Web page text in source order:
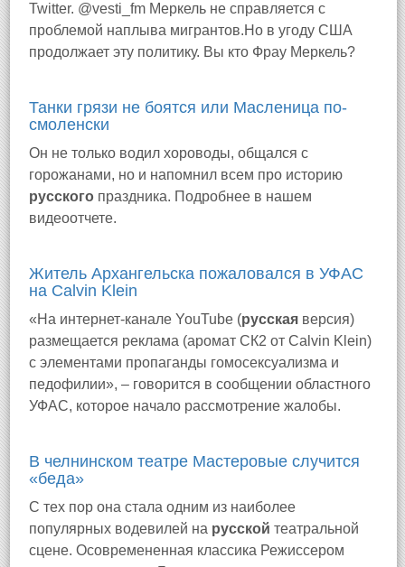
Twitter. @vesti_fm Меркель не справляется с
проблемой наплыва мигрантов.Но в угоду США
продолжает эту политику. Вы кто Фрау Меркель?
Танки грязи не боятся или Масленица по-
смоленски
Он не только водил хороводы, общался с
горожанами, но и напомнил всем про историю
русского праздника. Подробнее в нашем
видеоотчете.
Житель Архангельска пожаловался в УФАС
на Calvin Klein
«На интернет-канале YouTube (русская версия)
размещается реклама (аромат СК2 от Calvin Klein)
с элементами пропаганды гомосексуализма и
педофилии», – говорится в сообщении областного
УФАС, которое начало рассмотрение жалобы.
В челнинском театре Мастеровые случится
«беда»
С тех пор она стала одним из наиболее
популярных водевилей на русской театральной
сцене. Осовремененная классика Режиссером